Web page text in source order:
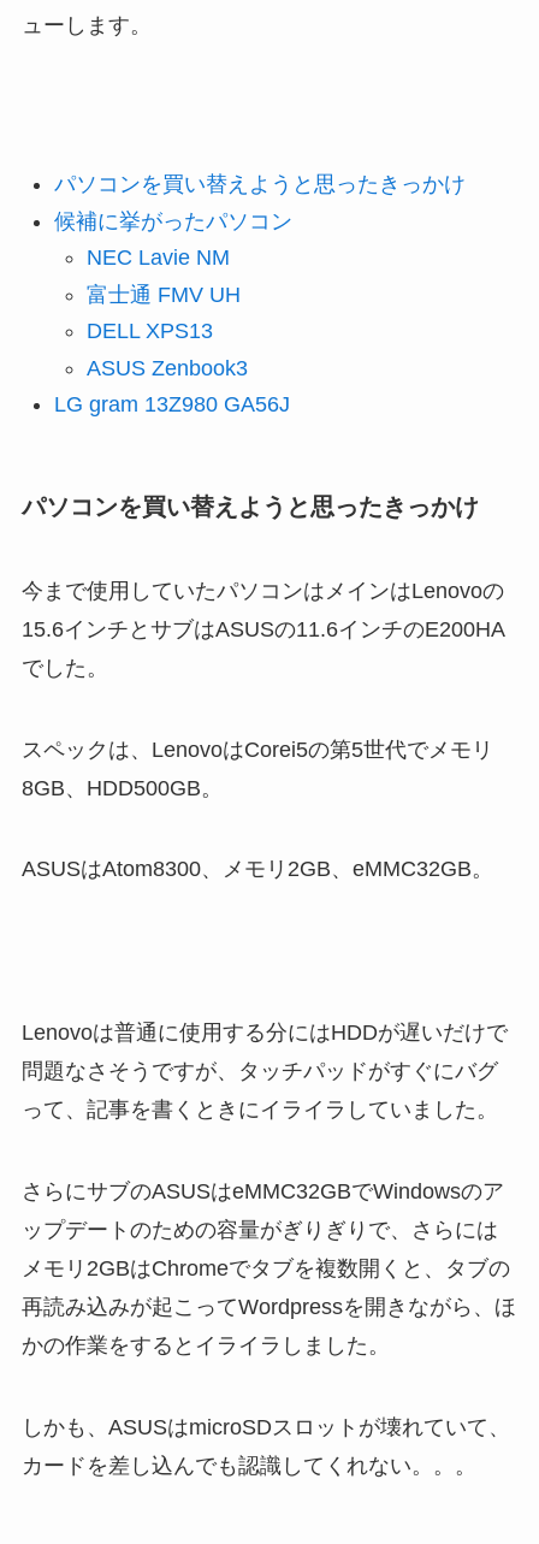
ューします。
パソコンを買い替えようと思ったきっかけ
候補に挙がったパソコン
NEC Lavie NM
富士通 FMV UH
DELL XPS13
ASUS Zenbook3
LG gram 13Z980 GA56J
パソコンを買い替えようと思ったきっかけ
今まで使用していたパソコンはメインはLenovoの
15.6インチとサブはASUSの11.6インチのE200HA
でした。
スペックは、LenovoはCorei5の第5世代でメモリ
8GB、HDD500GB。
ASUSはAtom8300、メモリ2GB、eMMC32GB。
Lenovoは普通に使用する分にはHDDが遅いだけで
問題なさそうですが、タッチパッドがすぐにバグ
って、記事を書くときにイライラしていました。
さらにサブのASUSはeMMC32GBでWindowsのア
ップデートのための容量がぎりぎりで、さらには
メモリ2GBはChromeでタブを複数開くと、タブの
再読み込みが起こってWordpressを開きながら、ほ
かの作業をするとイライラしました。
しかも、ASUSはmicroSDスロットが壊れていて、
カードを差し込んでも認識してくれない。。。